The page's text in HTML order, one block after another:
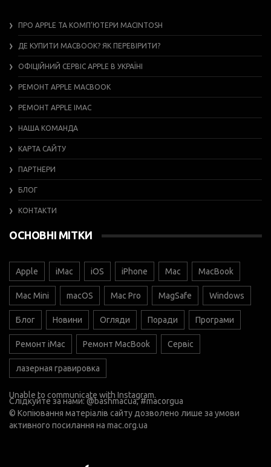
ПРО APPLE ТА КОМП’ЮТЕРИ MACINTOSH
ДЕ КУПИТИ MACBOOK? ЯК ПЕРЕВІРИТИ?
ОФІЦІЙНИЙ СЕРВІС APPLE В УКРАЇНІ
РЕМОНТ APPLE MACBOOK
РЕМОНТ APPLE IMAC
НАША КОМАНДА
КАРТА САЙТУ
ПАРТНЕРИ
БЛОГ
КОНТАКТИ
ОСНОВНІ МІТКИ
Apple iMac iOS iPhone Mac MacBook
Mac Mini macOS Mac Pro MagSafe Windows
Блог Новини Огляди Поради Програми
Ремонт iMac Ремонт MacBook Сервіс
лазерная гравировка
Unable to communicate with Instagram.
Слідкуйте за нами:@bashmacua, #macorgua
© Копіювання матеріалів сайту дозволено лише за умови
активного посилання на mac.org.ua